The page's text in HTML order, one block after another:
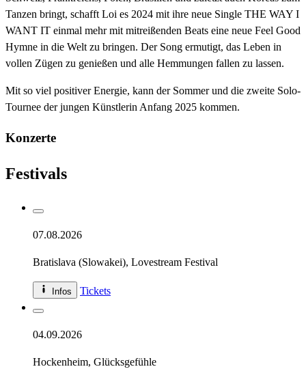
Tanzen bringt, schafft Loi es 2024 mit ihre neue Single THE WAY I
WANT IT einmal mehr mit mitreißenden Beats eine neue Feel Good
Hymne in die Welt zu bringen. Der Song ermutigt, das Leben in
vollen Zügen zu genießen und alle Hemmungen fallen zu lassen.
Mit so viel positiver Energie, kann der Sommer und die zweite Solo-
Tournee der jungen Künstlerin Anfang 2025 kommen.
Konzerte
Festivals
07.08.2026
Bratislava (Slowakei), Lovestream Festival
Infos Tickets
04.09.2026
Hockenheim, Glücksgefühle